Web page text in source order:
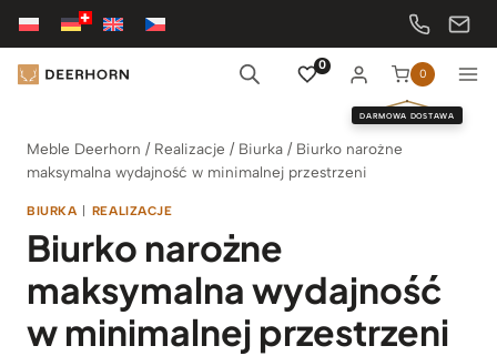
Przejdź
treści
0
0
DARMOWA DOSTAWA
Meble Deerhorn / Realizacje / Biurka / Biurko narożne
maksymalna wydajność w minimalnej przestrzeni
BIURKA | REALIZACJE
Biurko narożne
maksymalna wydajność
w minimalnej przestrzeni